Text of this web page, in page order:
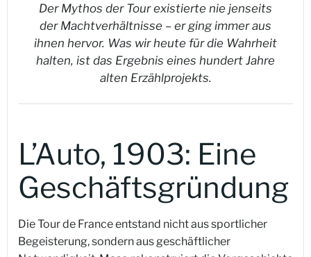
Der Mythos der Tour existierte nie jenseits
der Machtverhältnisse – er ging immer aus
ihnen hervor. Was wir heute für die Wahrheit
halten, ist das Ergebnis eines hundert Jahre
alten Erzählprojekts.
L’Auto, 1903: Eine
Geschäftsgründung
Die Tour de France entstand nicht aus sportlicher
Begeisterung, sondern aus geschäftlicher